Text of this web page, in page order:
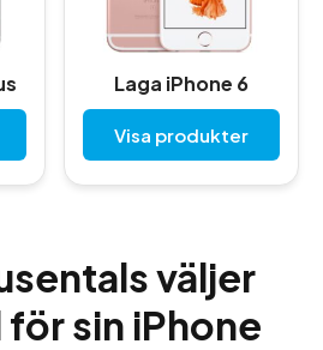
Laga iPhone 6
Visa produkter
väljer
sin iPhone